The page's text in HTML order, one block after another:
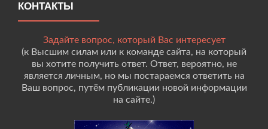
КОНТАКТЫ
Задайте вопрос, который Вас интересует
(к Высшим силам или к команде сайта, на который
вы хотите получить ответ. Ответ, вероятно, не
является личным, но мы постараемся ответить на
Ваш вопрос, путём публикации новой информации
на сайте.)